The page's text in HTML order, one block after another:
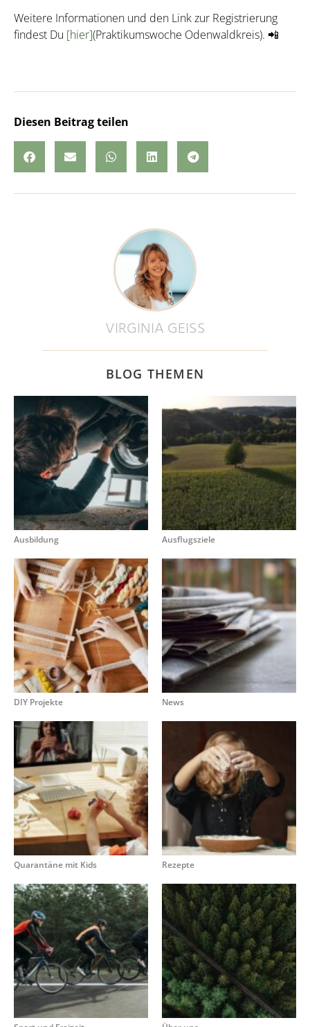
Weitere Informationen und den Link zur Registrierung
findest Du [hier](Praktikumswoche Odenwaldkreis). 📲
Diesen Beitrag teilen
VIRGINIA GEISS
BLOG THEMEN
Ausbildung Ausflugsziele
DIY Projekte News
Quarantäne mit Kids Rezepte